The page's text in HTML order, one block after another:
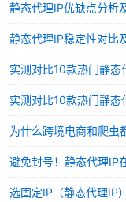
静态代理IP优缺点分析
静态代理IP稳定性对比
实测对比10款热门静态
实测对比10款热门静态
为什么跨境电商和爬虫
避免封号！静态代理IP